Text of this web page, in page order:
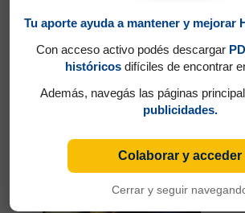
Tu aporte ayuda a mantener y mejorar
Con acceso activo podés descargar
históricos difíciles de encontrar
Además, navegás las páginas
publicidades.
Colaborar y acceder
Cerrar y seguir